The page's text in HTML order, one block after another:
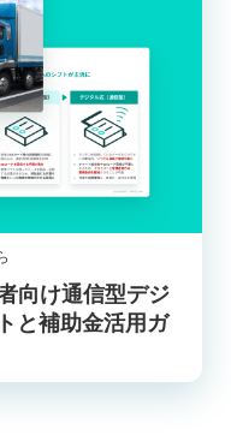
向け通信型デジ
と補助金活用ガ